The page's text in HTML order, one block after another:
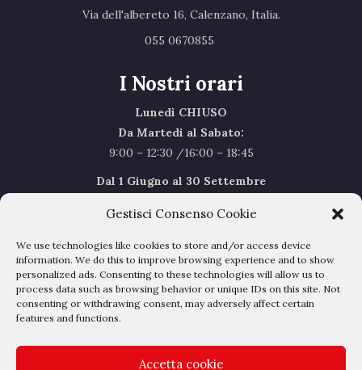
Gestisci Consenso Cookie
We use technologies like cookies to store and/or access device
information. We do this to improve browsing experience and to show
personalized ads. Consenting to these technologies will allow us to
process data such as browsing behavior or unique IDs on this site. Not
consenting or withdrawing consent, may adversely affect certain
features and functions.
Accetta cookie
Via dell'albereto 16, Calenzano, Italia.‎
055 0670855 ‎
I Nostri orari
Lunedì CHIUSO
Da Martedi al Sabato:
9:00 – 12:30 /16:00 – 18:45
Dal 1 Giugno al 30 Settembre
Sabato Agosto Chiusi
I chiusi per Ferie dal 1 al 24Agosto
Privacy Policy–Cookie Policy